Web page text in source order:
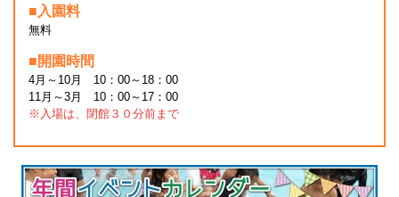
■入園料
無料
■開園時間
4月～10月 10：00～18：00
11月～3月 10：00～17：00
※入場は、閉館３０分前まで